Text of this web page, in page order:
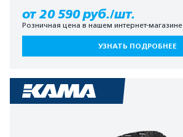
от 20 590 руб./шт.
Розничная цена в нашем интернет-магазине
УЗНАТЬ ПОДРОБНЕЕ